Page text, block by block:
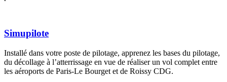
Simupilote
Installé dans votre poste de pilotage, apprenez les bases du pilotage,
du décollage à l’atterrissage en vue de réaliser un vol complet entre
les aéroports de Paris-Le Bourget et de Roissy CDG.